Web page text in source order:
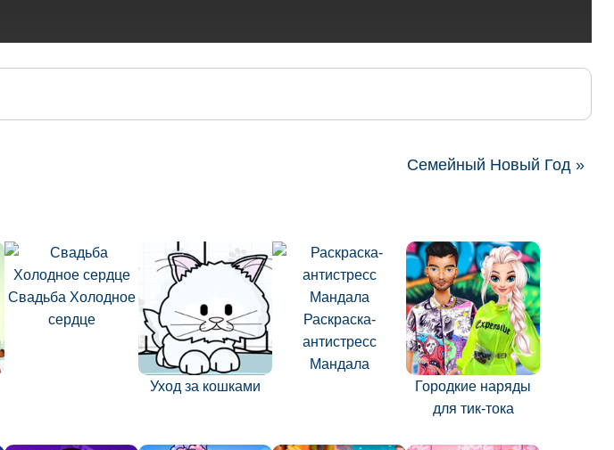
Семейный Новый Год »
Свадьба Холодное
сердце
Уход за кошками
Раскраска-
антистресс
Мандала
Городкие наряды
для тик-тока